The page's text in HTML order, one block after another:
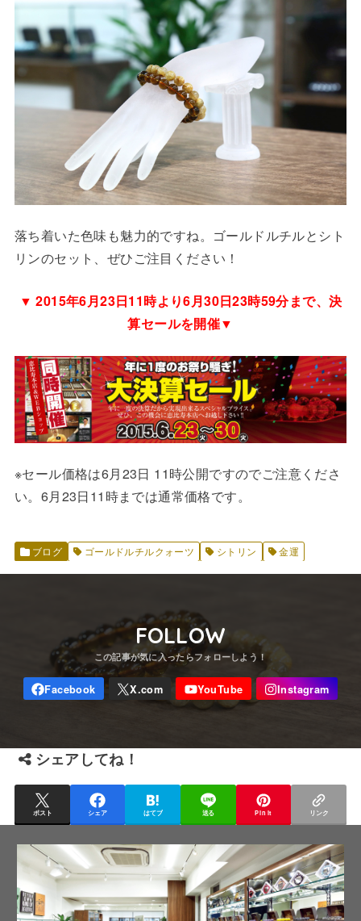
落ち着いた色味も魅力的ですね。ゴールドルチルとシト
リンのセット、ぜひご注目ください！
▼ 2015年6月23日11時より6月30日23時59分まで、決
算セールを開催▼
※セール価格は6月23日 11時公開ですのでご注意くださ
い。6月23日11時までは通常価格です。
ブログ ゴールドルチルクォーツ シトリン 金運
FOLLOW
シェアしてね！
ポスト シェア はてブ 送る Pin it リンク